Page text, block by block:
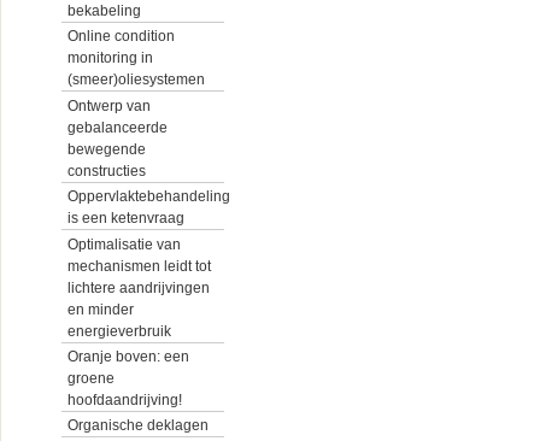
bekabeling
Online condition
monitoring in
(smeer)oliesystemen
Ontwerp van
gebalanceerde
bewegende
constructies
Oppervlaktebehandeling
is een ketenvraag
Optimalisatie van
mechanismen leidt tot
lichtere aandrijvingen
en minder
energieverbruik
Oranje boven: een
groene
hoofdaandrijving!
Organische deklagen